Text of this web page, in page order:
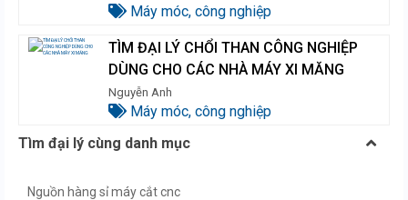
Máy móc, công nghiệp
TÌM ĐẠI LÝ CHỔI THAN CÔNG NGHIỆP
DÙNG CHO CÁC NHÀ MÁY XI MĂNG
Nguyễn Anh
Máy móc, công nghiệp
Tìm đại lý cùng danh mục
Nguồn hàng sỉ máy cắt cnc